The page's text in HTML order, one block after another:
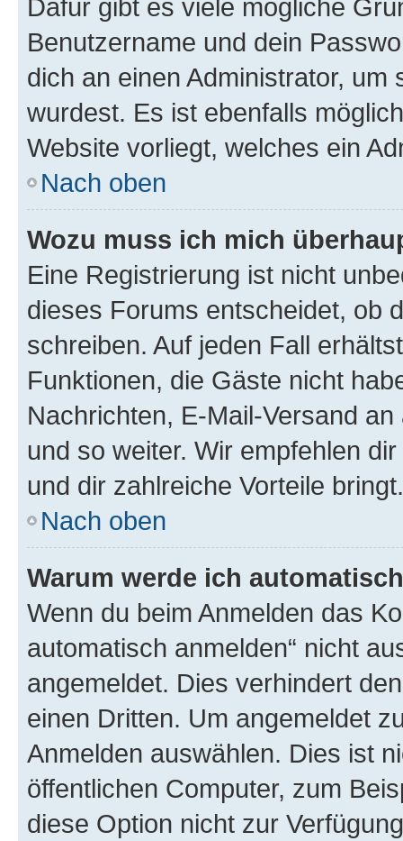
Dafür gibt es viele mögliche
Benutzername und dein
dich an einen Administrator,
wurdest. Es ist ebenfalls
Website vorliegt, welches ein
Nach oben
Wozu muss ich mich
Eine Registrierung ist nicht
dieses Forums entscheidet, ob
schreiben. Auf jeden Fall
Funktionen, die Gäste nicht
Nachrichten, E-Mail-Versand
und so weiter. Wir empfehlen
und dir zahlreiche Vorteile bringt.
Nach oben
Warum werde ich
Wenn du beim Anmelden das
automatisch anmelden“ nicht
angemeldet. Dies verhindert
einen Dritten. Um angemeldet
Anmelden auswählen. Dies ist
öffentlichen Computer, zum
diese Option nicht zur